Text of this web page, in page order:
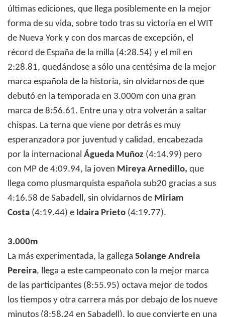
últimas ediciones, que llega posiblemente en la mejor
forma de su vida, sobre todo tras su victoria en el WIT
de Nueva York y con dos marcas de excepción, el
récord de España de la milla (4:28.54) y el mil en
2:28.81, quedándose a sólo una centésima de la mejor
marca española de la historia, sin olvidarnos de que
debutó en la temporada en 3.000m con una gran
marca de 8:56.61. Entre una y otra volverán a saltar
chispas. La terna que viene por detrás es muy
esperanzadora por juventud y calidad, encabezada
por la internacional Águeda Muñoz (4:14.99) pero
con MP de 4:09.94, la joven Mireya Arnedillo, que
llega como plusmarquista española sub20 gracias a sus
4:16.58 de Sabadell, sin olvidarnos de Miriam
Costa (4:19.44) e Idaira Prieto (4:19.77).
3.000m
La más experimentada, la gallega Solange Andreia
Pereira, llega a este campeonato con la mejor marca
de las participantes (8:55.95) octava mejor de todos
los tiempos y otra carrera más por debajo de los nueve
minutos (8:58.24 en Sabadell), lo que convierte en una